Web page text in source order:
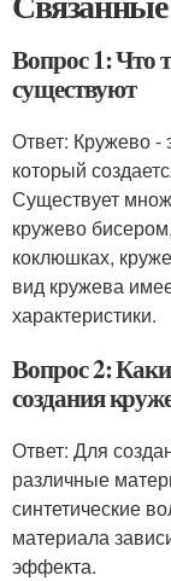
Вопрос 1: Что
существуют
Ответ: Кружево -
который
Существует
кружево
коклюшках,
вид кружева
характеристики.
Вопрос 2:
создания
Ответ: Для
различные
синтетические
материала
эффекта.